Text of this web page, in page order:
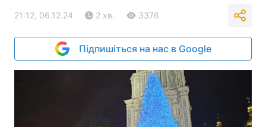
21:12, 06.12.24 2 хв. 3376
Підпишіться на нас в Google